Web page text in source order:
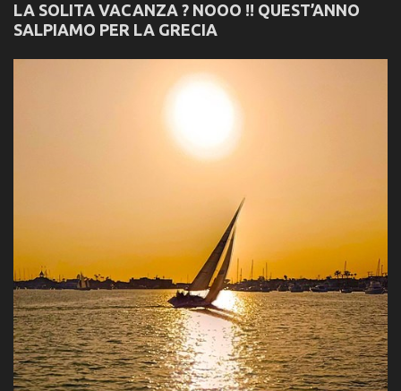
LA SOLITA VACANZA ? NOOO !! QUEST’ANNO
SALPIAMO PER LA GRECIA